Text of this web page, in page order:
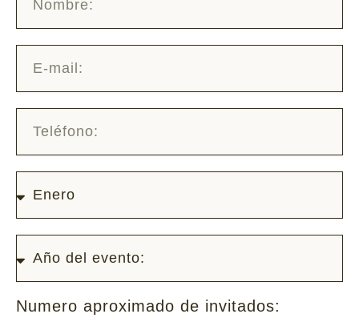
Numero aproximado de invitados: